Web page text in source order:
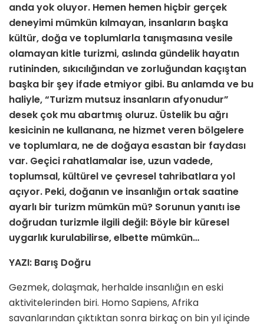
anda yok oluyor. Hemen hemen hiçbir gerçek
deneyimi mümkün kılmayan, insanların başka
kültür, doğa ve toplumlarla tanışmasına vesile
olamayan kitle turizmi, aslında gündelik hayatın
rutininden, sıkıcılığından ve zorluğundan kaçıştan
başka bir şey ifade etmiyor gibi. Bu anlamda ve bu
haliyle, “Turizm mutsuz insanların afyonudur”
desek çok mu abartmış oluruz. Üstelik bu ağrı
kesicinin ne kullanana, ne hizmet veren bölgelere
ve toplumlara, ne de doğaya esastan bir faydası
var. Geçici rahatlamalar ise, uzun vadede,
toplumsal, kültürel ve çevresel tahribatlara yol
açıyor. Peki, doğanın ve insanlığın ortak saatine
ayarlı bir turizm mümkün mü? Sorunun yanıtı ise
doğrudan turizmle ilgili değil: Böyle bir küresel
uygarlık kurulabilirse, elbette mümkün…
YAZI: Barış Doğru
Gezmek, dolaşmak, herhalde insanlığın en eski
aktivitelerinden biri. Homo Sapiens, Afrika
savanlarından çıktıktan sonra birkaç on bin yıl içinde